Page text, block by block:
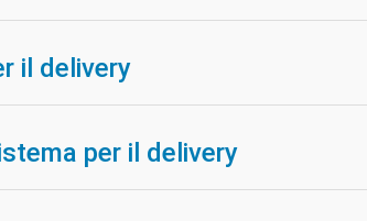
il delivery
per il delivery